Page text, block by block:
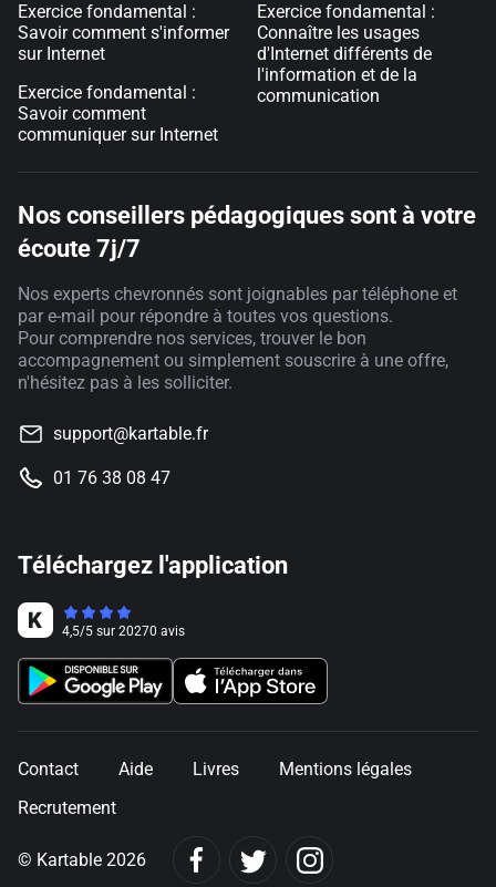
Exercice fondamental :
Savoir comment s'informer
sur Internet
Exercice fondamental :
Savoir comment
communiquer sur Internet
Exercice fondamental :
Connaître les usages
d'Internet différents de
l'information et de la
communication
Nos conseillers pédagogiques sont à votre
écoute 7j/7
Nos experts chevronnés sont joignables par téléphone et
par e-mail pour répondre à toutes vos questions.
Pour comprendre nos services, trouver le bon
accompagnement ou simplement souscrire à une offre,
n'hésitez pas à les solliciter.
support@kartable.fr
01 76 38 08 47
Téléchargez l'application
4,5/5 sur 20270 avis
Contact Aide Livres
Mentions légales
Recrutement
© Kartable 2026